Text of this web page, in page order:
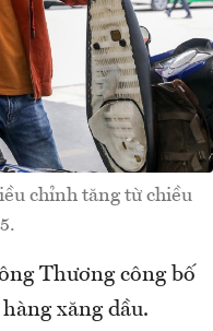
chỉnh tăng từ chiều
Thương công bố
xăng dầu.